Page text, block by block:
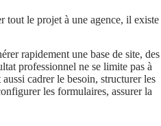
tout le projet à une agence, il existe
rapidement une base de site, des
professionnel ne se limite pas à
cadrer le besoin, structurer les
les formulaires, assurer la